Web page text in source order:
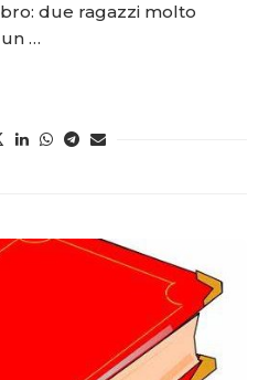
due ragazzi molto
…